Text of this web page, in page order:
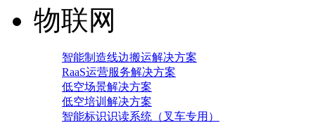
物联网
智能制造线边搬运解决方案
RaaS运营服务解决方案
低空场景解决方案
低空培训解决方案
智能标识识读系统（叉车专用）